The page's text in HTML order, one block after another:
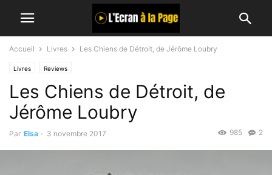
Accueil Livres Les Chiens de Détroit, de Jérôme Loubry
Livres Reviews
Les Chiens de Détroit, de
Jérôme Loubry
Par Elsa - 3 novembre 2017 2
985